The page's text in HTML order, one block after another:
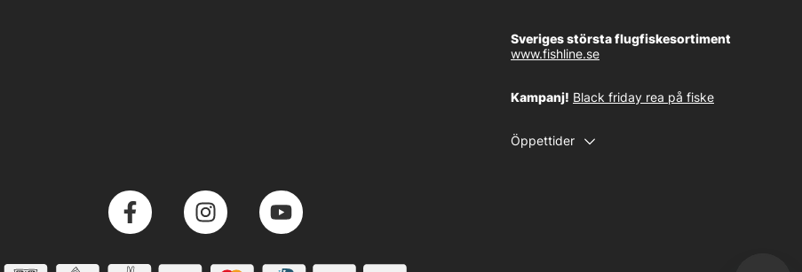
Sveriges största flugfiskesortiment
www.fishline.se
Kampanj! Black friday rea på fiske
Öppettider